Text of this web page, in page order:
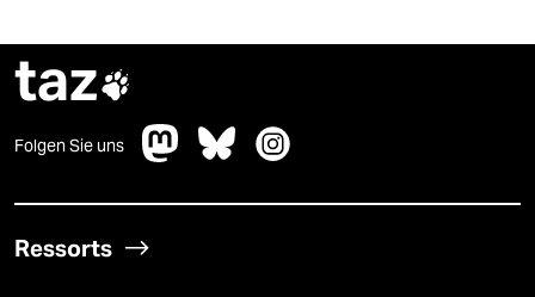
taz
Folgen Sie uns
Ressorts